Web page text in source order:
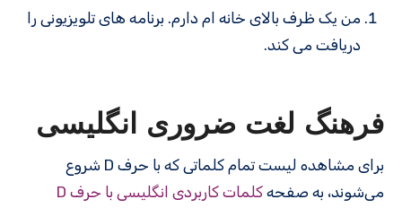
من یک ظرف بالای خانه ام دارم. برنامه های تلویزیونی را
دریافت می کند.
فرهنگ لغت ضروری انگلیسی
برای مشاهده لیست تمام کلماتی که با حرف D شروع
می‌شوند، به صفحه کلمات کاربردی انگلیسی با حرف D